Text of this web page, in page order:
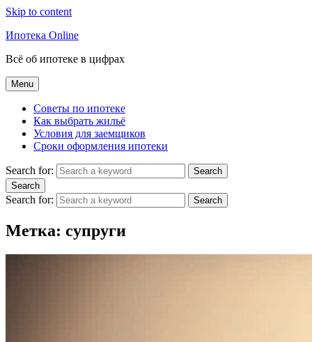
Skip to content
Ипотека Online
Всё об ипотеке в цифрах
Menu
Советы по ипотеке
Как выбрать жильё
Условия для заемщиков
Сроки оформления ипотеки
Search for:
Search
Search
Search for: Search
Метка: супруги